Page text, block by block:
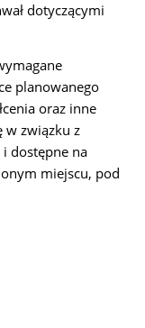
dotyczącymi
planowanego
oraz inne
w związku z
i dostępne na
miejscu, pod